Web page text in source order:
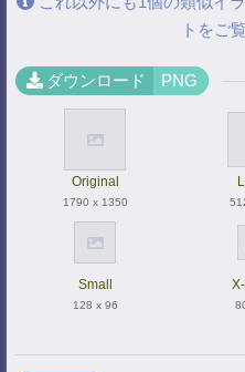
トをご
ダウンロード PNG
Original
1790 x 1350
Small
128 x 96